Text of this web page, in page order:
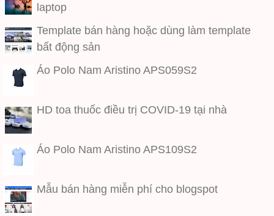
laptop
Template bán hàng hoặc dùng làm template
bất động sản
Áo Polo Nam Aristino APS059S2
HD toa thuốc điều trị COVID-19 tại nhà
Áo Polo Nam Aristino APS109S2
Mẫu bán hàng miễn phí cho blogspot